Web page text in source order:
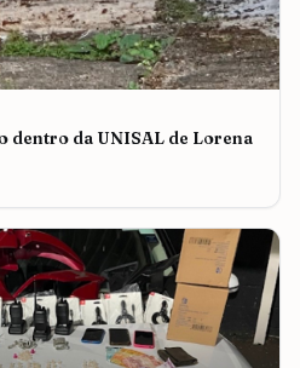
dentro da UNISAL de Lorena